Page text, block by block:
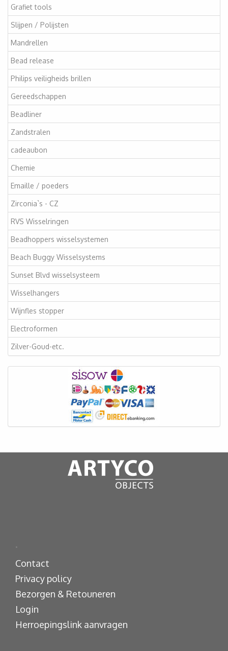
Grafiet tools
Slijpen / Polijsten
Mandrellen
Bead release
Philips veiligheids brillen
Gereedschappen
Beadliner
Zandstralen
cadeaubon
Chemie
Emaille / poeders
Zirconia`s - CZ
RVS Wisselringen
Beadhoppers wisselsystemen
Beach Buggy Wisselsystems
Sunset Blvd wisselsysteem
Wisselhangers
Wijnfles stopper
Electroformen
Zilver-Goud-etc.
.
Contact
Privacy policy
Bezorgen & Retouneren
Login
Herroepingslink aanvragen